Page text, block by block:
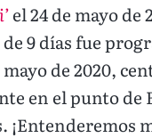
el 24 de mayo de
de 9 días fue
mayo de 2020,
en el punto de
¡Entenderemos